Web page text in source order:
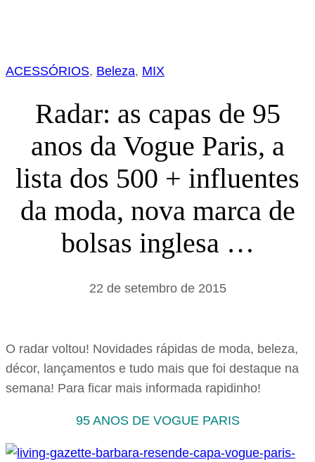
i
a
r
ACESSÓRIOS, Beleza, MIX
Radar: as capas de 95
anos da Vogue Paris, a
lista dos 500 + influentes
da moda, nova marca de
bolsas inglesa …
22 de setembro de 2015
O radar voltou! Novidades rápidas de moda, beleza,
décor, lançamentos e tudo mais que foi destaque na
semana! Para ficar mais informada rapidinho!
95 ANOS DE VOGUE PARIS